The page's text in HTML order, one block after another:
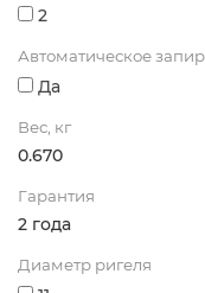
2
Автоматическое
Да
Вес, кг
0.670
Гарантия
2 года
Диаметр ригеля